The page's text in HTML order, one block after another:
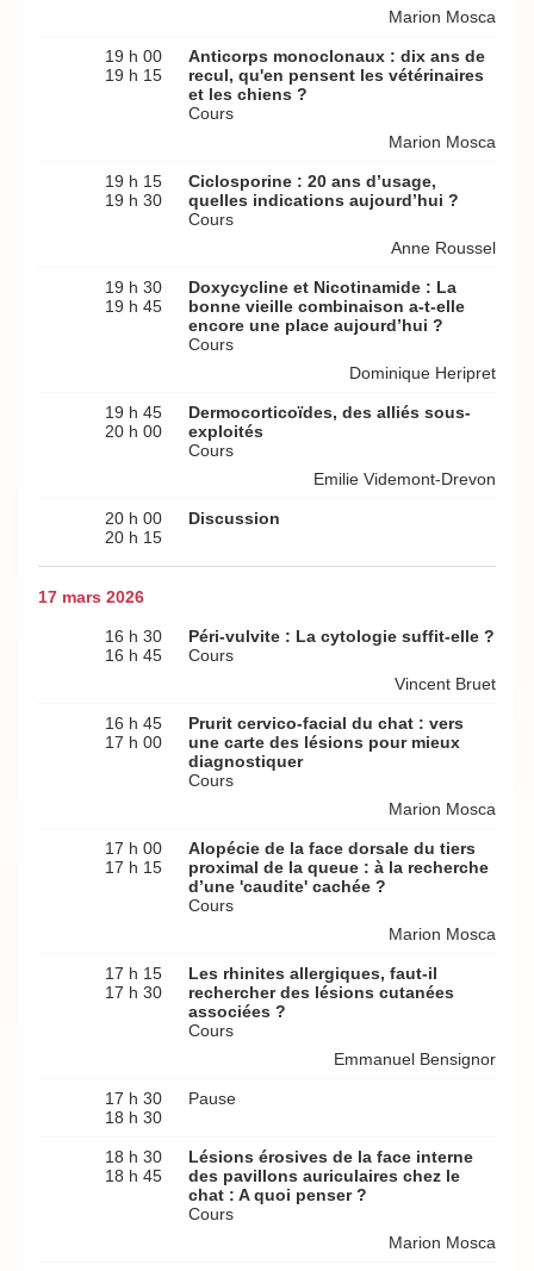
Marion Mosca
19 h 00
19 h 15
Anticorps monoclonaux : dix ans de
recul, qu'en pensent les vétérinaires
et les chiens ?
Cours
Marion Mosca
19 h 15
19 h 30
Ciclosporine : 20 ans d’usage,
quelles indications aujourd’hui ?
Cours
Anne Roussel
19 h 30
19 h 45
Doxycycline et Nicotinamide : La
bonne vieille combinaison a-t-elle
encore une place aujourd’hui ?
Cours
Dominique Heripret
19 h 45
20 h 00
Dermocorticoïdes, des alliés sous-
exploités
Cours
Emilie Videmont-Drevon
20 h 00
20 h 15
Discussion
17 mars 2026
16 h 30
16 h 45
Péri-vulvite : La cytologie suffit-elle ?
Cours
Vincent Bruet
16 h 45
17 h 00
Prurit cervico-facial du chat : vers
une carte des lésions pour mieux
diagnostiquer
Cours
Marion Mosca
17 h 00
17 h 15
Alopécie de la face dorsale du tiers
proximal de la queue : à la recherche
d’une 'caudite' cachée ?
Cours
Marion Mosca
17 h 15
17 h 30
Les rhinites allergiques, faut-il
rechercher des lésions cutanées
associées ?
Cours
Emmanuel Bensignor
17 h 30
18 h 30
Pause
18 h 30
18 h 45
Lésions érosives de la face interne
des pavillons auriculaires chez le
chat : A quoi penser ?
Cours
Marion Mosca